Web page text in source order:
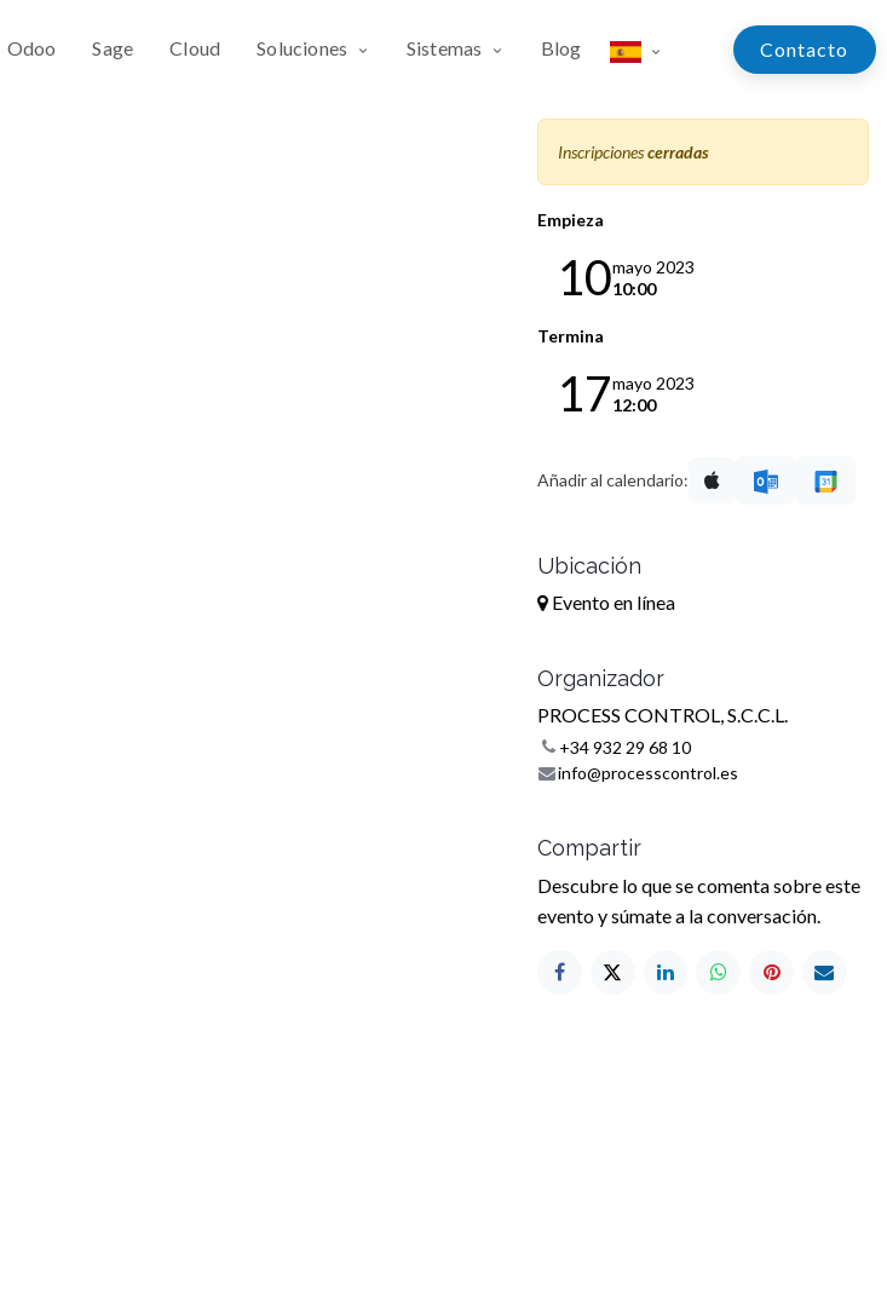
Odoo Sage Cloud Soluciones Sistemas Blog Contac​​​​​​to
Inscripcionescerradas
Empieza
10mayo 2023
10:00
Termina
17mayo 2023
12:00
Añadir al calendario:
Ubicación
Evento en línea
Organizador
PROCESS CONTROL, S.C.C.L.
+34 932 29 68 10
info@processcontrol.es
Compartir
Descubre lo que se comenta sobre este
evento y súmate a la conversación.